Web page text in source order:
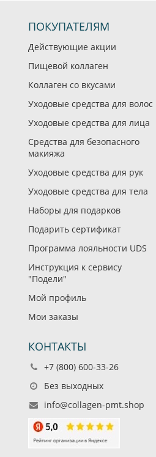
ПОКУПАТЕЛЯМ
Действующие акции
Пищевой коллаген
Коллаген со вкусами
Уходовые средства для волос
Уходовые средства для лица
Средства для безопасного
макияжа
Уходовые средства для рук
Уходовые средства для тела
Наборы для подарков
Подарить сертификат
Программа лояльности UDS
Инструкция к сервису
"Подели"
Мой профиль
Мои заказы
КОНТАКТЫ
+7 (800) 600-33-26
Без выходных
info@collagen-pmt.shop